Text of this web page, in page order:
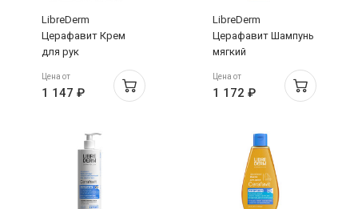
LibreDerm
Церафавит Крем
для рук
липидовосстанавливающий
для очень сухой
кожи с церамидами
Цена от
1 147 ₽
LibreDerm
Церафавит Шампунь
мягкий
физиологический с
церамидами и
пребиотиком 250мл
Цена от
1 172 ₽